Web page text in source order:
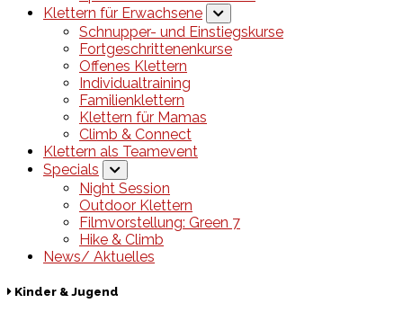
Klettern für Erwachsene
Schnupper- und Einstiegskurse
Fortgeschrittenenkurse
Offenes Klettern
Individualtraining
Familienklettern
Klettern für Mamas
Climb & Connect
Klettern als Teamevent
Specials
Night Session
Outdoor Klettern
Filmvorstellung: Green 7
Hike & Climb
News/ Aktuelles
Kinder & Jugend